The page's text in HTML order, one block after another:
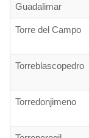
Guadalimar
Torre del Campo
Torreblascopedro
Torredonjimeno